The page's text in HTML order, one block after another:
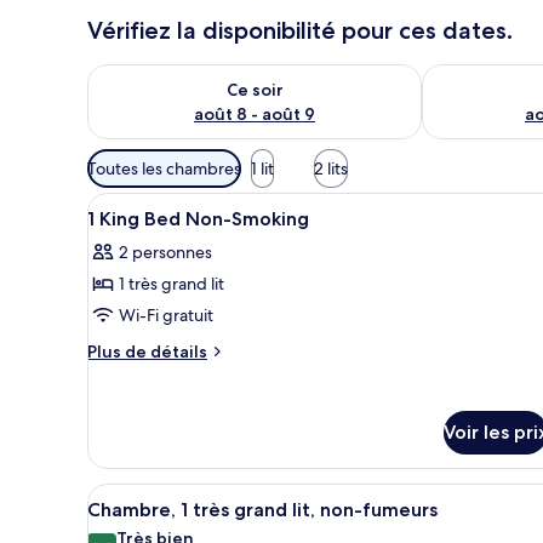
Vérifiez la disponibilité pour ces dates.
Ce soir
août 8 - août 9
Vérifier la disponibilité pour ce soir août 8 - août 9
Vérifier la
Filtres
disponibles
pour
chambres
Toutes les chambres 1 lit 2 lits
Afficher
toutes
les
photos
pour
ce
1
King
Bed
Une chambre d’hôtel avec
4
1 King Bed Non-Smoking
2 personnes
1 très grand lit
Wi-Fi gratuit
Plus de détails
Plus
type
de
chambre
Voir les
Afficher
toutes
Une chambre d’hôtel avec
8
Chambre, 1 très grand lit, non-fumeurs
Très bien